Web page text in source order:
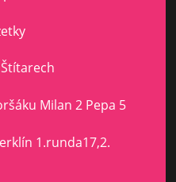
Milan 2 Pepa 5
1.runda17,2.